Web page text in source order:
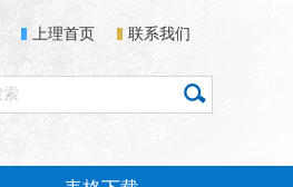
上理首页 联系我们